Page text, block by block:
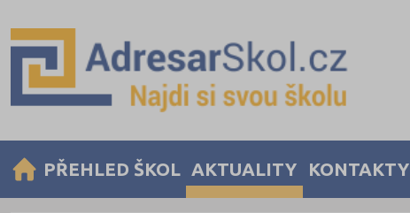
PŘEHLED ŠKOL AKTUALITY KONTAKTY